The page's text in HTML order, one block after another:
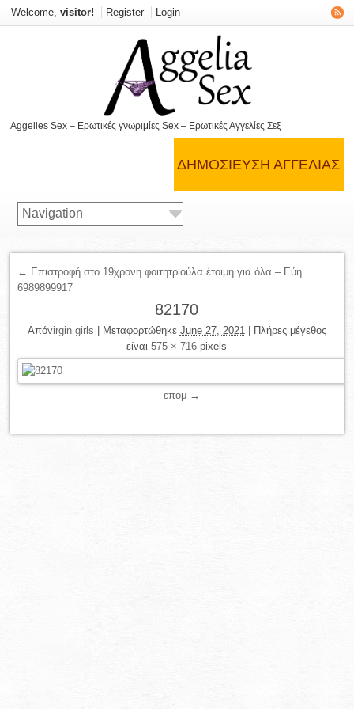
Welcome, visitor! Register Login
Aggelies Sex – Ερωτικές γνωριμίες Sex – Ερωτικές Αγγελίες Σεξ
ΔΗΜΟΣΊΕΥΣΗ ΑΓΓΕΛΊΑΣ
← Επιστροφή στο 19χρονη φοιτητριούλα έτοιμη για όλα – Εύη
6989899917
82170
Απόvirgin girls Μεταφορτώθηκε June 27, 2021
Πλήρες μέγεθος
είναι575 × 716 pixels
επομ →